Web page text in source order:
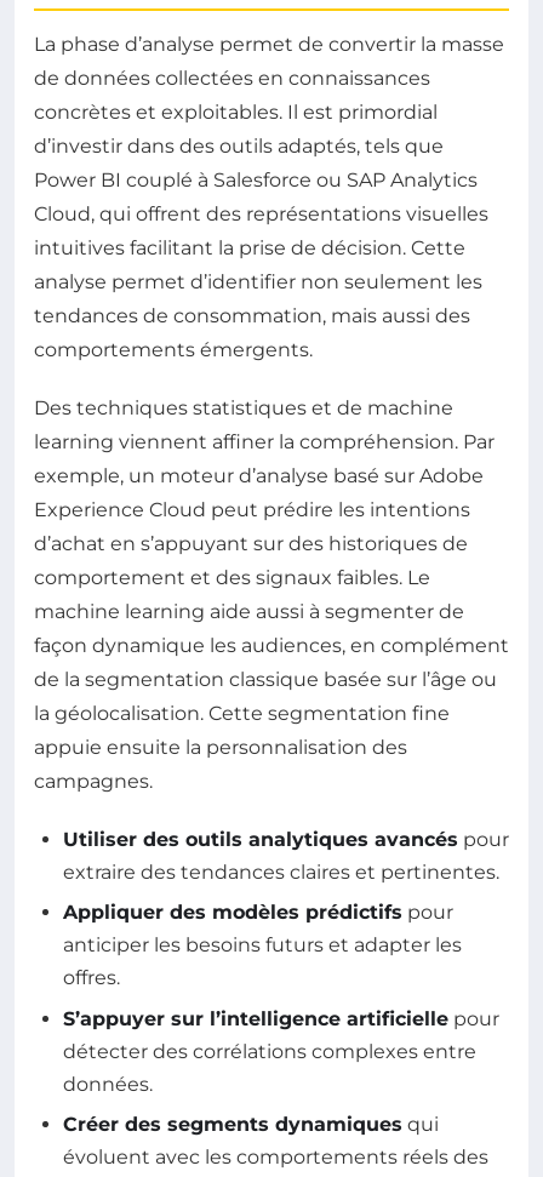
La phase d’analyse permet de convertir la masse
de données collectées en connaissances
concrètes et exploitables. Il est primordial
d’investir dans des outils adaptés, tels que
Power BI couplé à Salesforce ou SAP Analytics
Cloud, qui offrent des représentations visuelles
intuitives facilitant la prise de décision. Cette
analyse permet d’identifier non seulement les
tendances de consommation, mais aussi des
comportements émergents.
Des techniques statistiques et de machine
learning viennent affiner la compréhension. Par
exemple, un moteur d’analyse basé sur Adobe
Experience Cloud peut prédire les intentions
d’achat en s’appuyant sur des historiques de
comportement et des signaux faibles. Le
machine learning aide aussi à segmenter de
façon dynamique les audiences, en complément
de la segmentation classique basée sur l’âge ou
la géolocalisation. Cette segmentation fine
appuie ensuite la personnalisation des
campagnes.
Utiliser des outils analytiques avancés pour
extraire des tendances claires et pertinentes.
Appliquer des modèles prédictifs pour
anticiper les besoins futurs et adapter les
offres.
S’appuyer sur l’intelligence artificielle pour
détecter des corrélations complexes entre
données.
Créer des segments dynamiques qui
évoluent avec les comportements réels des